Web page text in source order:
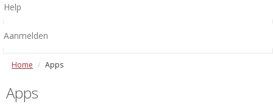
Help
Aanmelden
Home Apps
Apps